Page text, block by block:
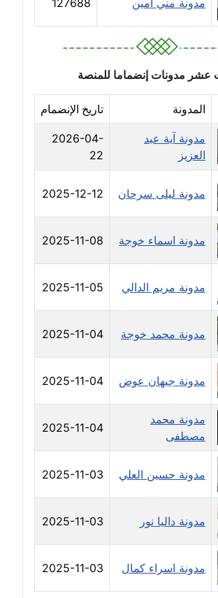
سارة ابراهيم
سارة القصبي
سارة سعيد
سالي علاء الدين
سامح رشاد
سامح طلعت
سامح فرج
سحر أبو العلا
سحر حسب الله
سعاد سيد
سعيد زعلوك
سلوى بدران
مدونة مني امين 127688
عشر مدونات إنضماما للمنصة
المدونة تاريخ الإنضمام
مدونة آية عبد
العزيز
2026-04-
22
مدونة ليلى سرحان 2025-12-12
مدونة اسماء خوجة 2025-11-08
مدونة مريم الدالي 2025-11-05
مدونة محمد خوجة 2025-11-04
مدونة جيهان عوض 2025-11-04
مدونة محمد
مصطفى
2025-11-04
مدونة حسين العلي 2025-11-03
مدونة داليا نور 2025-11-03
مدونة اسراء كمال 2025-11-03